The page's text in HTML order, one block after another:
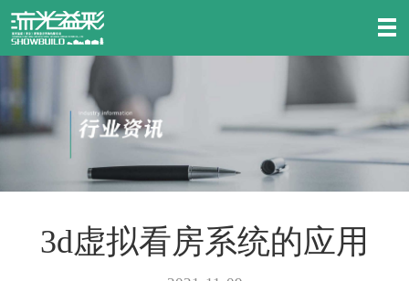
3d虚拟看房系统的应用